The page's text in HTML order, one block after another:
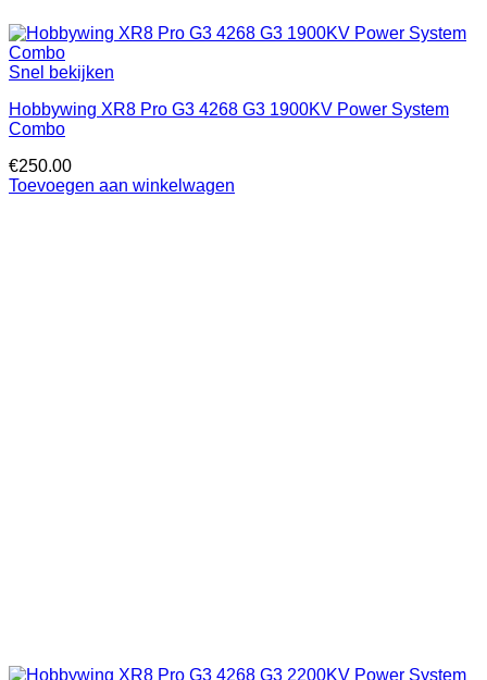
Snel bekijken
Hobbywing XR8 Pro G3 4268 G3 1900KV Power System
Combo
€250.00
Toevoegen aan winkelwagen